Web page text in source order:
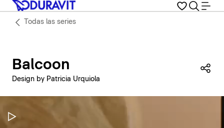
Todas las series
Balcoon
Design by Patricia Urquiola
Pausar vídeo